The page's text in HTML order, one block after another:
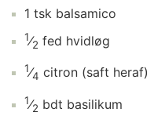
1 tsk balsamico
1⁄2 fed hvidløg
1⁄4 citron (saft heraf)
1⁄2 bdt basilikum